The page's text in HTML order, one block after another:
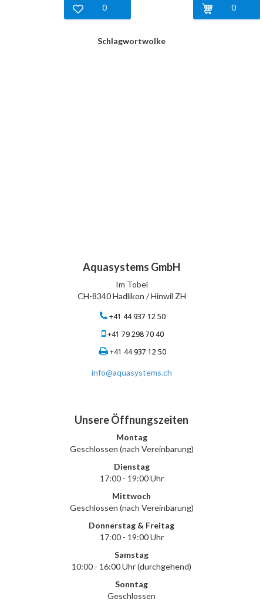
0
0
Schlagwortwolke
Aquasystems GmbH
Im Tobel
CH-8340 Hadlikon / Hinwil ZH
+41 44 937 12 50
+41 79 298 70 40
+41 44 937 12 50
info@aquasystems.ch
Unsere Öffnungszeiten
Montag
Geschlossen (nach Vereinbarung)
Dienstag
17:00 - 19:00 Uhr
Mittwoch
Geschlossen (nach Vereinbarung)
Donnerstag & Freitag
17:00 - 19:00 Uhr
Samstag
10:00 - 16:00 Uhr (durchgehend)
Sonntag
Geschlossen